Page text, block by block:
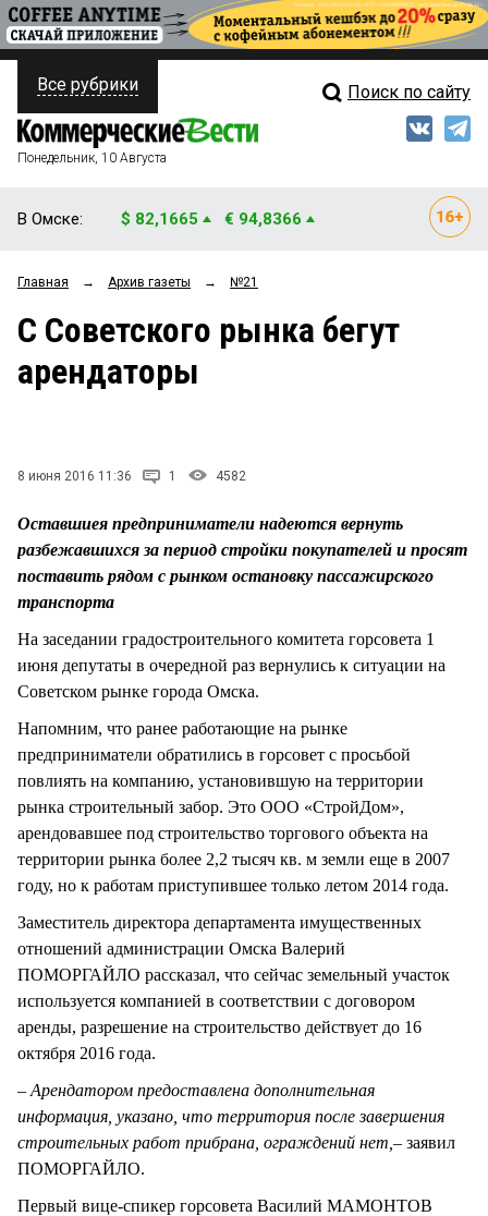
ПОЛИТИКА
ФИНАНСЫ
ОБЩЕСТВО
ЗАКОН
НОВОСТИ КОМПАНИЙ
Свежий выпуск
Рейтинги
Все рубрики Поиск по сайту
Понедельник, 10 Августа
В Омске: $ 82,1665 € 94,8366
Главная → Архив газеты → №21
С Советского рынка бегут
арендаторы
8 июня 2016 11:36 1 4582
Оставшиея предприниматели надеются вернуть
разбежавшихся за период стройки покупателей и просят
поставить рядом с рынком остановку пассажирского
транспорта
На заседании градостроительного комитета горсовета 1
июня депутаты в очередной раз вернулись к ситуации на
Советском рынке города Омска.
Напомним, что ранее работающие на рынке
предприниматели обратились в горсовет с просьбой
повлиять на компанию, установившую на территории
рынка строительный забор. Это ООО «СтройДом»,
арендовавшее под строительство торгового объекта на
территории рынка более 2,2 тысяч кв. м земли еще в 2007
году, но к работам приступившее только летом 2014 года.
Заместитель директора департамента имущественных
отношений администрации Омска Валерий
ПОМОРГАЙЛО рассказал, что сейчас земельный участок
используется компанией в соответствии с договором
аренды, разрешение на строительство действует до 16
октября 2016 года.
– Арендатором предоставлена дополнительная
информация, указано, что территория после завершения
строительных работ прибрана, ограждений нет, – заявил
ПОМОРГАЙЛО.
Первый вице-спикер горсовета Василий МАМОНТОВ